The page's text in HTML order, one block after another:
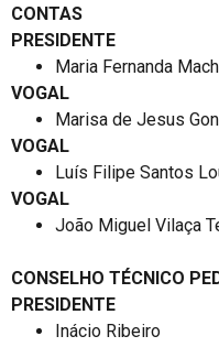
CONTAS
PRESIDENTE
Maria Fernanda
VOGAL
Marisa de Jesus
VOGAL
Luís Filipe Santos
VOGAL
João Miguel Vilaça
CONSELHO TÉCNICO
PRESIDENTE
Inácio Ribeiro